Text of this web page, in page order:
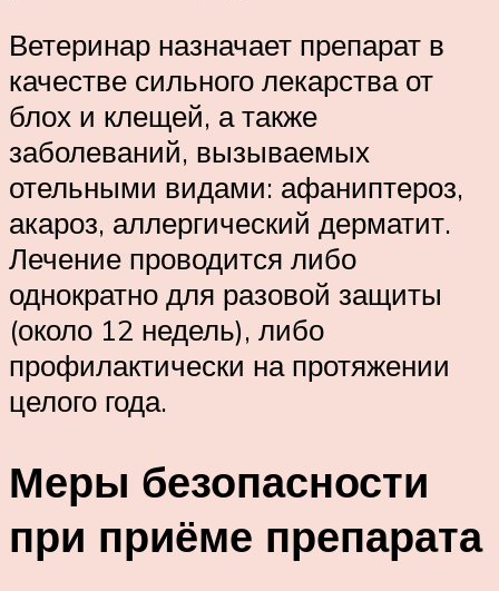
Ветеринар назначает препарат в
качестве сильного лекарства от
блох и клещей, а также
заболеваний, вызываемых
отельными видами: афаниптероз,
акароз, аллергический дерматит.
Лечение проводится либо
однократно для разовой защиты
(около 12 недель), либо
профилактически на протяжении
целого года.
Меры безопасности
при приёме препарата